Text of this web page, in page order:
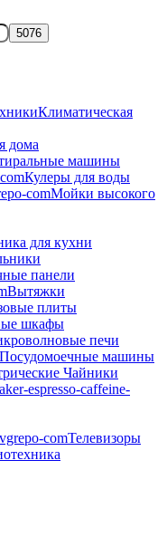
Климатическая
дома
машины
Кулеры для воды
Мойки высокого
для кухни
панели
Вытяжки
плиты
шкафы
печи
Посудомоечные машины
Чайники
Телевизоры